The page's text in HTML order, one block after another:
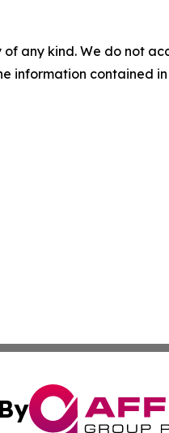
any kind. We do not
information contained